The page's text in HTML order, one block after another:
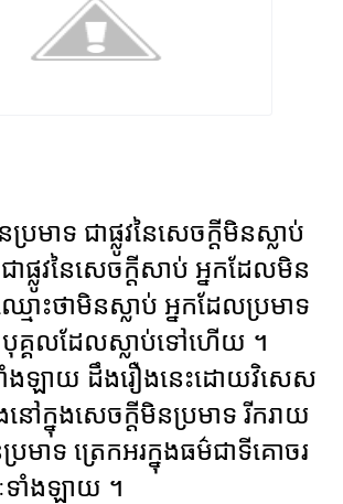
រមាទ ជាផ្លូវនៃសេចក្តីមិនស្លាប់
ាផ្លូវនៃសេចក្តីសាប់ អ្នកដែលមិន
ោះថាមិនស្លាប់ អ្នកដែលប្រមាទ
គ្គលដែលស្លាប់ទៅហើយ ។
ងឡាយ ដឹងរឿងនេះដោយវិសេស
ៅក្នុងសេចក្តីមិនប្រមាទ រីករាយ
រមាទ ត្រេកអរក្នុងធម៌ជាទីគោចរ
ទាំងឡាយ ។